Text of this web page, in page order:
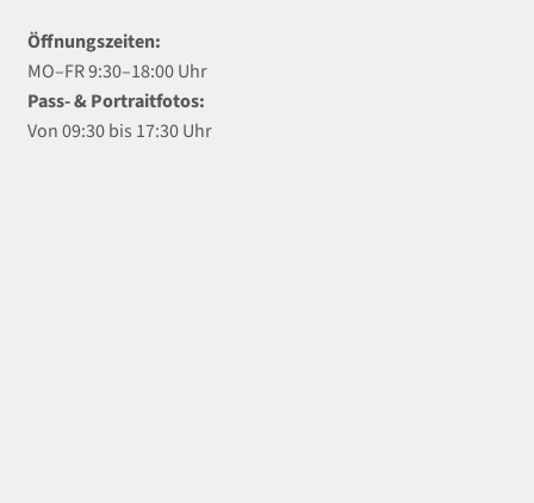
Öffnungszeiten:
MO–FR 9:30–18:00 Uhr
Pass- & Portraitfotos:
Von 09:30 bis 17:30 Uhr